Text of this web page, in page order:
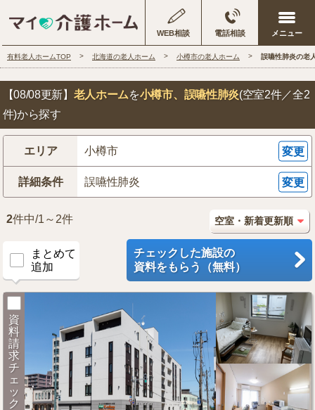
WEB相談 電話相談
有料老人ホームTOP 北海道の老人ホーム 小樽市の老人ホーム 誤嚥性肺炎の老
【08/08更新】 老人ホームを小樽市、誤嚥性肺炎(空室2件／全2
件)から探す
エリア 小樽市 変更
詳細条件 誤嚥性肺炎 変更
2件中/1～2件
まとめて
追加
チェックした施設の
資料をもらう（無料）
資
料
請
求
チ
ェ
ッ
ク